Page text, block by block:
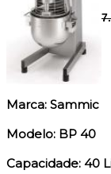
Marca: Sammic
Modelo: BP 40
Capacidade: 40